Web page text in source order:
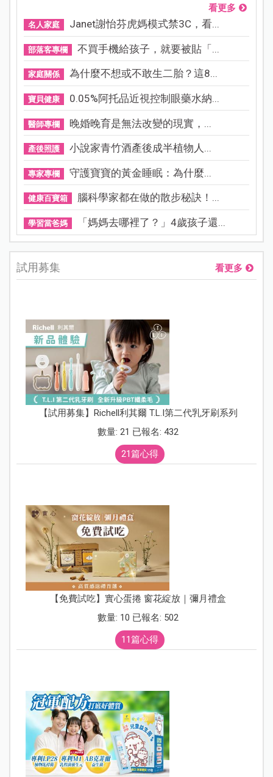
看更多
名人家庭 Janet謝怡芬虎媽模式禁3C，看...
部落客專欄 不買手機給孩子，就要被貼「...
家庭關係 為什麼不想或不敢生二胎？這8...
寶貝健康 0.05%阿托品近視控制眼藥水納...
醫師專欄 晚婚晚育是無法改變的現實，...
產後照護 小說家青竹酒產後成半植物人...
專家專欄 守護寶寶的黃金睡眠：為什麼...
健康百寶箱 腦科學家都在做的散步秘訣！...
學習當爸媽 「媽媽去哪裡了？」4歲孩子還...
試用募集 看更多
【試用募集】Richell利其爾 T.L.I第二代乳牙刷系列
數量: 21 已報名: 432
21篇心得
【免費試吃】實心蛋捲 窗花綻放｜彌月禮盒
數量: 10 已報名: 502
11篇心得